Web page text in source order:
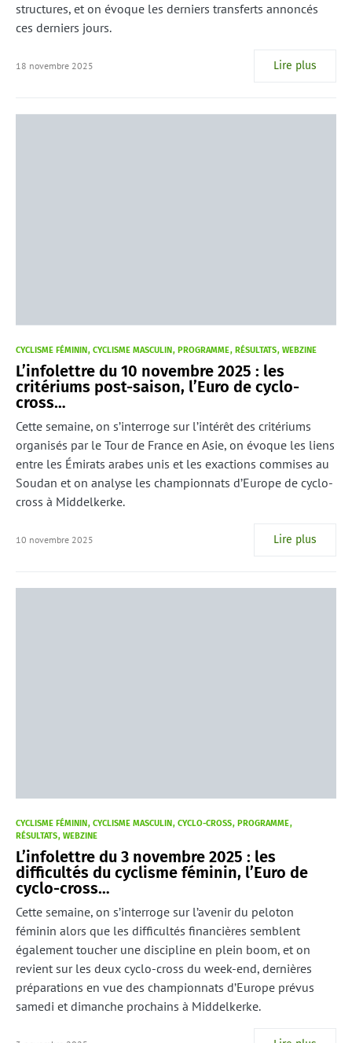
structures, et on évoque les derniers transferts annoncés
ces derniers jours.
18 novembre 2025 Lire plus
CYCLISME FÉMININ CYCLISME MASCULIN PROGRAMME RÉSULTATS WEBZINE
L’infolettre du 10 novembre 2025 : les
critériums post-saison, l’Euro de cyclo-
cross…
Cette semaine, on s’interroge sur l’intérêt des critériums
organisés par le Tour de France en Asie, on évoque les liens
entre les Émirats arabes unis et les exactions commises au
Soudan et on analyse les championnats d’Europe de cyclo-
cross à Middelkerke.
10 novembre 2025 Lire plus
CYCLISME FÉMININ CYCLISME MASCULIN CYCLO-CROSS
PROGRAMME
RÉSULTATS WEBZINE
L’infolettre du 3 novembre 2025 : les
difficultés du cyclisme féminin, l’Euro de
cyclo-cross…
Cette semaine, on s’interroge sur l’avenir du peloton
féminin alors que les difficultés financières semblent
également toucher une discipline en plein boom, et on
revient sur les deux cyclo-cross du week-end, dernières
préparations en vue des championnats d’Europe prévus
samedi et dimanche prochains à Middelkerke.